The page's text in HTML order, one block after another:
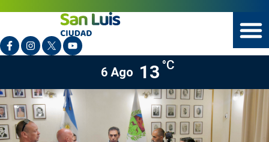
6 Ago 13 °C